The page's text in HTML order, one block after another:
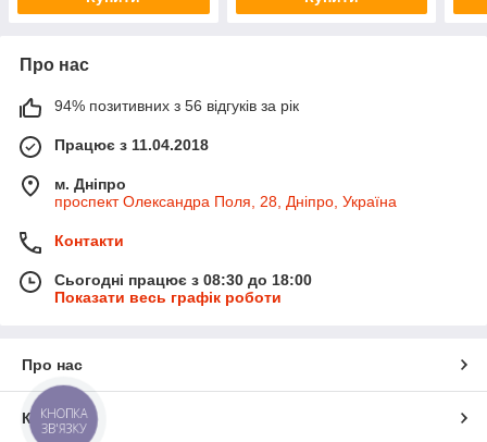
Про нас
94% позитивних з 56 відгуків за рік
Працює з 11.04.2018
м. Дніпро
проспект Олександра Поля, 28, Дніпро, Україна
Контакти
Сьогодні працює з 08:30 до 18:00
Показати весь графік роботи
Про нас
Контакти
КНОПКА
ЗВ'ЯЗКУ